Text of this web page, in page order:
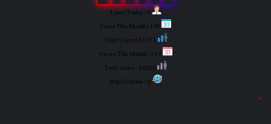
Users Today : 0
"